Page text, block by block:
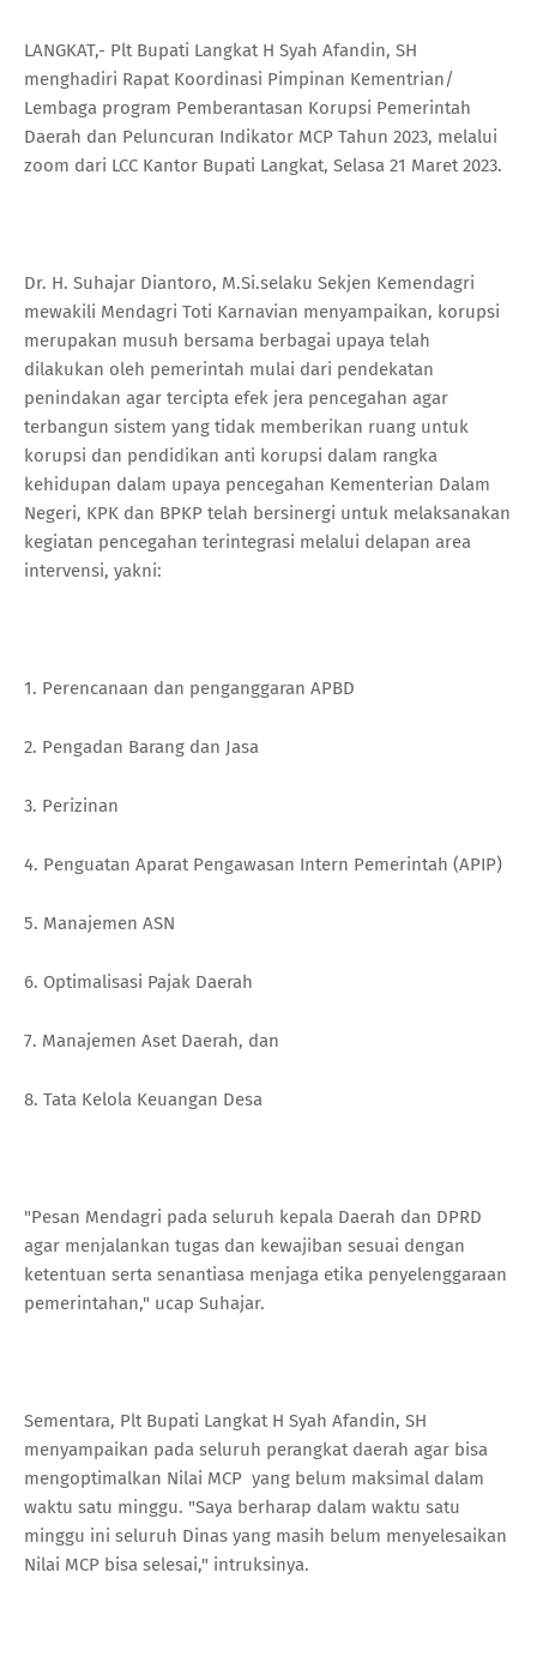
LANGKAT,- Plt Bupati Langkat H Syah Afandin, SH
menghadiri Rapat Koordinasi Pimpinan Kementrian/
Lembaga program Pemberantasan Korupsi Pemerintah
Daerah dan Peluncuran Indikator MCP Tahun 2023, melalui
zoom dari LCC Kantor Bupati Langkat, Selasa 21 Maret 2023.
Dr. H. Suhajar Diantoro, M.Si.selaku Sekjen Kemendagri
mewakili Mendagri Toti Karnavian menyampaikan, korupsi
merupakan musuh bersama berbagai upaya telah
dilakukan oleh pemerintah mulai dari pendekatan
penindakan agar tercipta efek jera pencegahan agar
terbangun sistem yang tidak memberikan ruang untuk
korupsi dan pendidikan anti korupsi dalam rangka
kehidupan dalam upaya pencegahan Kementerian Dalam
Negeri, KPK dan BPKP telah bersinergi untuk melaksanakan
kegiatan pencegahan terintegrasi melalui delapan area
intervensi, yakni:
1. Perencanaan dan penganggaran APBD
2. Pengadan Barang dan Jasa
3. Perizinan
4. Penguatan Aparat Pengawasan Intern Pemerintah (APIP)
5. Manajemen ASN
6. Optimalisasi Pajak Daerah
7. Manajemen Aset Daerah, dan
8. Tata Kelola Keuangan Desa
"Pesan Mendagri pada seluruh kepala Daerah dan DPRD
agar menjalankan tugas dan kewajiban sesuai dengan
ketentuan serta senantiasa menjaga etika penyelenggaraan
pemerintahan," ucap Suhajar.
Sementara, Plt Bupati Langkat H Syah Afandin, SH
menyampaikan pada seluruh perangkat daerah agar bisa
mengoptimalkan Nilai MCP yang belum maksimal dalam
waktu satu minggu. "Saya berharap dalam waktu satu
minggu ini seluruh Dinas yang masih belum menyelesaikan
Nilai MCP bisa selesai," intruksinya.